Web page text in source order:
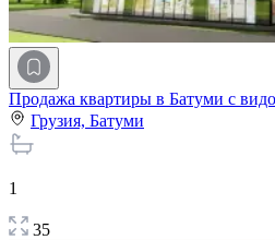
Продажа квартиры в Батуми с
Грузия, Батуми
1
35